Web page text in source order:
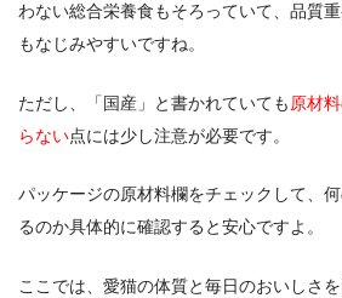
わない総合栄養食もそろっていて、品質
もなじみやすいですね。
ただし、「国産」と書かれていても 原材
らない点には少し注意が必要です。
パッケージの原材料欄をチェックして、
るのか具体的に確認すると安心ですよ。
ここでは、愛猫の体質と毎日のおいしさ